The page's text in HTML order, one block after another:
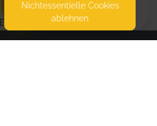
EVENTS
Nicht­essentielle Cookies
ablehnen